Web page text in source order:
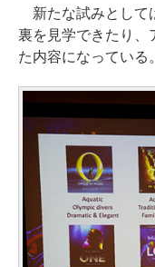
新たな試みとして
裏を見学できたり、
た内容になっている。